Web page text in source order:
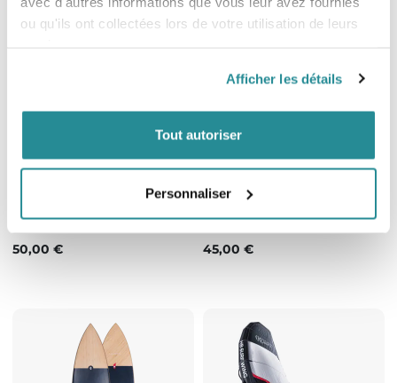
ou qu'ils ont collectées lors de votre utilisation de leurs
Afficher les détails
Tout autoriser
Personnaliser
Prix
50,00 € Prix
45,00 €